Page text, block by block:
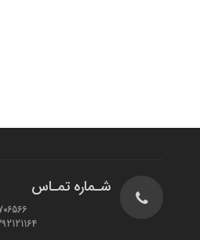
شـماره تمـاس
09392121164